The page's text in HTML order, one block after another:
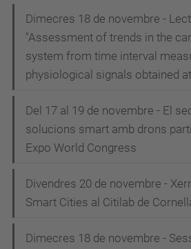
Dimecres 18 de novembre -
"Assessment of trends in the
system from time interval
physiological signals obtained
Del 17 al 19 de novembre - El
solucions smart amb drons
Expo World Congress
Divendres 20 de novembre -
Smart Cities al Citilab de
Dimecres 18 de novembre -